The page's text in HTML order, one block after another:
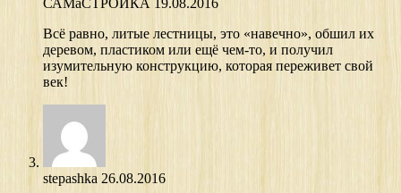
Всё равно, литые лестницы, это «навечно», обшил их
деревом, пластиком или ещё чем-то, и получил
изумительную конструкцию, которая переживет свой
век!
stepashka 26.08.2016